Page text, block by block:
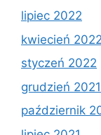
lipiec 2022
kwiecień 2022
styczeń 2022
grudzień 2021
październik